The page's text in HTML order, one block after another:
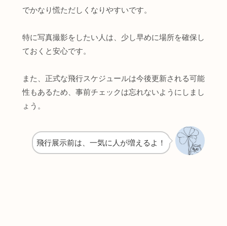
でかなり慌ただしくなりやすいです。
特に写真撮影をしたい人は、少し早めに場所を確保し
ておくと安心です。
また、正式な飛行スケジュールは今後更新される可能
性もあるため、事前チェックは忘れないようにしまし
ょう。
飛行展示前は、一気に人が増えるよ！